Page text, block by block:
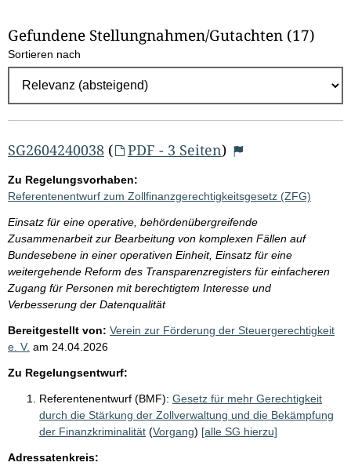
h
l
E
g
e
b
n
i
s
s
e
p
r
o
S
e
Gefundene Stellungnahmen/⁠Gutachten (17)
Sortieren nach
SG2604240038 ( PDF - 3 Seiten)
Zu Regelungsvorhaben:
Referentenentwurf zum Zollfinanzgerechtigkeitsgesetz (ZFG)
Einsatz für eine operative, behördenübergreifende
Zusammenarbeit zur Bearbeitung von komplexen Fällen auf
Bundesebene in einer operativen Einheit, Einsatz für eine
weitergehende Reform des Transparenzregisters für einfacheren
Zugang für Personen mit berechtigtem Interesse und
Verbesserung der Datenqualität
Bereitgestellt von: Verein zur Förderung der Steuergerechtigkeit
e. V. am 24.04.2026
Zu Regelungsentwurf:
Referentenentwurf (BMF): Gesetz für mehr Gerechtigkeit
durch die Stärkung der Zollverwaltung und die Bekämpfung
der Finanzkriminalität (Vorgang) [alle SG hierzu]
Adressatenkreis: